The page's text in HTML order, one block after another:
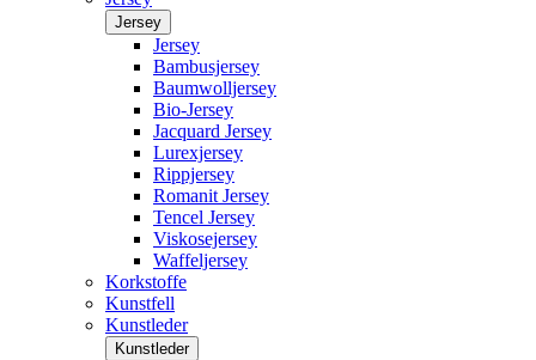
Jersey
Jersey
Bambusjersey
Baumwolljersey
Bio-Jersey
Jacquard Jersey
Lurexjersey
Rippjersey
Romanit Jersey
Tencel Jersey
Viskosejersey
Waffeljersey
Korkstoffe
Kunstfell
Kunstleder
Kunstleder